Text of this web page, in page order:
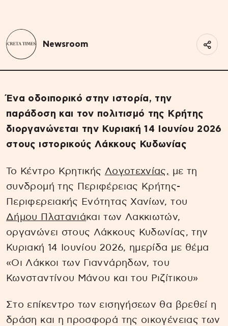
Newsroom
Ένα οδοιπορικό στην ιστορία, την
παράδοση και τον πολιτισμό της Κρήτης
διοργανώνεται την Κυριακή 14 Ιουνίου 2026
στους ιστορικούς Λάκκους Κυδωνίας
Το Κέντρο Κρητικής Λογοτεχνίας, με τη
συνδρομή της Περιφέρειας Κρήτης-
Περιφερειακής Ενότητας Χανίων, του
Δήμου Πλατανιάκαι των Λακκιωτών,
οργανώνει στους Λάκκους Κυδωνίας, την
Κυριακή 14 Ιουνίου 2026, ημερίδα με θέμα
«Οι Λάκκοι των Γιαννάρηδων, του
Κωνσταντίνου Μάνου και του Ριζίτικου»
Στο επίκεντρο των εισηγήσεων θα βρεθεί η
δράση και η προσφορά της οικογένειας των